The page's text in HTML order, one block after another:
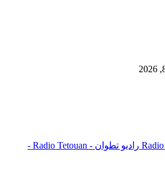
راديو تطوان - Radio Tetouan -